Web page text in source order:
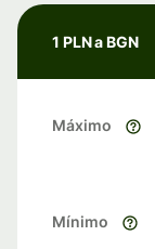
1 PLN a BGN
Máximo
Mínimo